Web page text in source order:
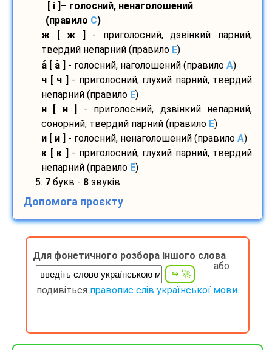
[ і ]– голосний, ненаголошений
(правило С)
ж [ ж ]
- приголосний, дзвінкий парний,
твердий непарний (правило E)
а [ а - голосний, наголошений (правило A)
ч [ ч ]
- приголосний, глухий парний, твердий
непарний (правило E)
н [ н ]
- приголосний, дзвінкий непарний,
сонорний, твердий парний (правило E)
и [ и ]
- голосний, ненаголошений (правило A)
к [ к ]
- приголосний, глухий парний, твердий
непарний (правило E)
5. 7 букв - 8 звуків
Допомога проєкту
Для фонетичного розбора іншого слова
або
подивіться правопис слів української мови.